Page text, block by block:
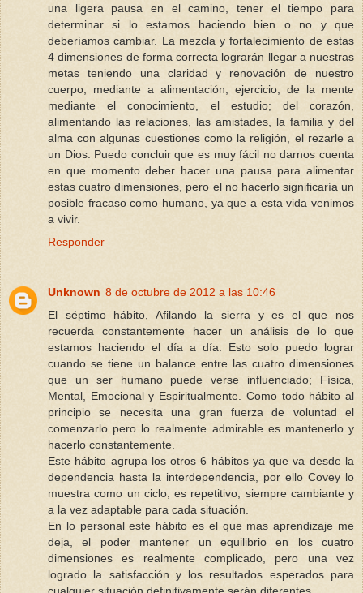
una ligera pausa en el camino, tener el tiempo para
determinar si lo estamos haciendo bien o no y que
deberíamos cambiar. La mezcla y fortalecimiento de estas
4 dimensiones de forma correcta lograrán llegar a nuestras
metas teniendo una claridad y renovación de nuestro
cuerpo, mediante a alimentación, ejercicio; de la mente
mediante el conocimiento, el estudio; del corazón,
alimentando las relaciones, las amistades, la familia y del
alma con algunas cuestiones como la religión, el rezarle a
un Dios. Puedo concluir que es muy fácil no darnos cuenta
en que momento deber hacer una pausa para alimentar
estas cuatro dimensiones, pero el no hacerlo significaría un
posible fracaso como humano, ya que a esta vida venimos
a vivir.
Responder
Unknown 8 de octubre de 2012 a las 10:46
El séptimo hábito, Afilando la sierra y es el que nos
recuerda constantemente hacer un análisis de lo que
estamos haciendo el día a día. Esto solo puedo lograr
cuando se tiene un balance entre las cuatro dimensiones
que un ser humano puede verse influenciado; Física,
Mental, Emocional y Espiritualmente. Como todo hábito al
principio se necesita una gran fuerza de voluntad el
comenzarlo pero lo realmente admirable es mantenerlo y
hacerlo constantemente.
Este hábito agrupa los otros 6 hábitos ya que va desde la
dependencia hasta la interdependencia, por ello Covey lo
muestra como un ciclo, es repetitivo, siempre cambiante y
a la vez adaptable para cada situación.
En lo personal este hábito es el que mas aprendizaje me
deja, el poder mantener un equilibrio en los cuatro
dimensiones es realmente complicado, pero una vez
logrado la satisfacción y los resultados esperados para